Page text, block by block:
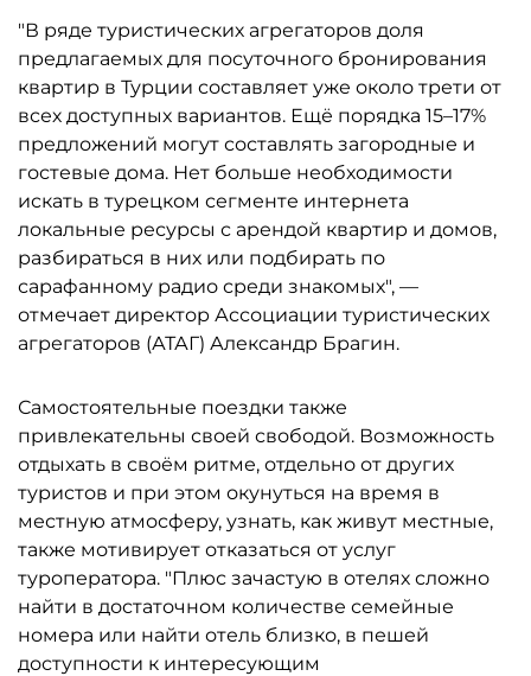
"В ряде туристических агрегаторов доля
предлагаемых для посуточного бронирования
квартир в Турции составляет уже около трети от
всех доступных вариантов. Ещё порядка 15–17%
предложений могут составлять загородные и
гостевые дома. Нет больше необходимости
искать в турецком сегменте интернета
локальные ресурсы с арендой квартир и домов,
разбираться в них или подбирать по
сарафанному радио среди знакомых", —
отмечает директор Ассоциации туристических
агрегаторов (АТАГ) Александр Брагин.
Самостоятельные поездки также
привлекательны своей свободой. Возможность
отдыхать в своём ритме, отдельно от других
туристов и при этом окунуться на время в
местную атмосферу, узнать, как живут местные,
также мотивирует отказаться от услуг
туроператора. "Плюс зачастую в отелях сложно
найти в достаточном количестве семейные
номера или найти отель близко, в пешей
доступности к интересующим